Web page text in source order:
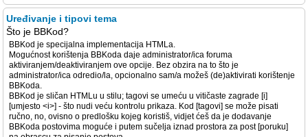
Uređivanje i tipovi tema
Što je BBKod?
BBKod je specijalna implementacija HTMLa.
Mogućnost korištenja BBKoda daje administrator/ica foruma
aktiviranjem/deaktiviranjem ove opcije. Bez obzira na to što je
administrator/ica odredio/la, opcionalno sam/a možeš (de)aktivirati korištenje
BBKoda.
BBKod je sličan HTMLu u stilu; tagovi se umeću u vitičaste zagrade [i]
[umjesto <i>] - što nudi veću kontrolu prikaza. Kod [tagovi] se može pisati
ručno, no, ovisno o predlošku kojeg koristiš, vidjet ćeš da je dodavanje
BBKoda postovima moguće i putem sučelja iznad prostora za post [poruku]